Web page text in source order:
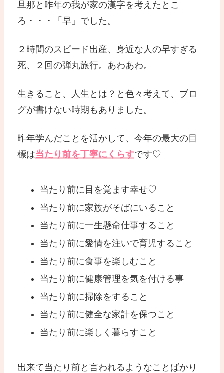
旦那と昨年の我が家の漢字を考えたとこ
ろ・・・「早」でした。
２時間のスピード出産、身近な人の早すぎる
死、２回の弾丸旅行。あわあわ。
生きること、人生とは？と色々考えて、ブロ
グが書けない時期もありました。
昨年学んだことを活かして、今年の最大の目
標は当たり前を丁寧にくらすです♡
当たり前に目を覚ます幸せ♡
当たり前に家族がそばにいること
当たり前に一生懸命仕事すること
当たり前に愛情を注いで育児すること
当たり前に食事を楽しむこと
当たり前に健康管理を気を付ける事
当たり前に掃除をすること
当たり前に健全な家計を保つこと
当たり前に楽しく暮らすこと
出来て当たり前と言われるようなことばかり